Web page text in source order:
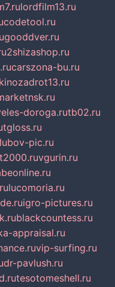
lordfilm13.ru
codetool.ru
gooddver.ru
2shizashop.ru
carszona-bu.ru
kinozadrot13.ru
doroga.rutb02.ru
lubov-pic.ru
vgurin.ru
lucomoria.ru
igro-pictures.ru
blackcountess.ru
appraisal.ru
vip-surfing.ru
dr-pavlush.ru
tesotomeshell.ru